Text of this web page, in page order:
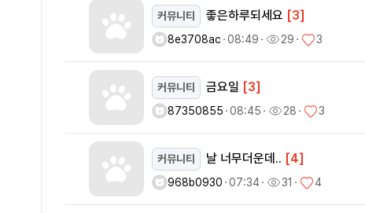
커뮤니티 좋은하루되세요 [3]
8e3708acㆍ08:49ㆍ 29ㆍ 3
커뮤니티 금요일 [3]
87350855ㆍ08:45ㆍ 28ㆍ 3
커뮤니티 날 너무더운데.. [4]
968b0930ㆍ07:34ㆍ 31 ㆍ 4